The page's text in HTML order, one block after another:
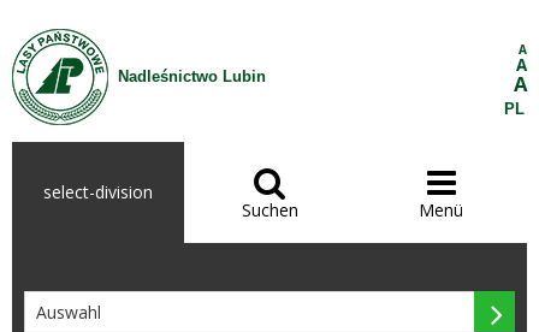
Zum Inhalt wechseln
Nadleśnictwo Lubin
A
A
A
PL
select-division 
Suchen

Menü
